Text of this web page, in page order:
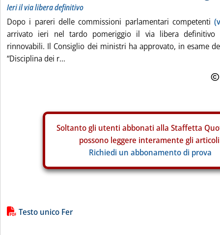
Ieri il via libera definitivo
Dopo i pareri delle commissioni parlamentari competenti
arrivato ieri nel tardo pomeriggio il via libera definitivo
rinnovabili. Il Consiglio dei ministri ha approvato, in esame
“Disciplina dei r...
Soltanto gli utenti abbonati alla Staffetta
possono leggere interamente gli
Richiedi un abbonamento di prova
Lista allegati PDF alla notizia
Testo unico Fer